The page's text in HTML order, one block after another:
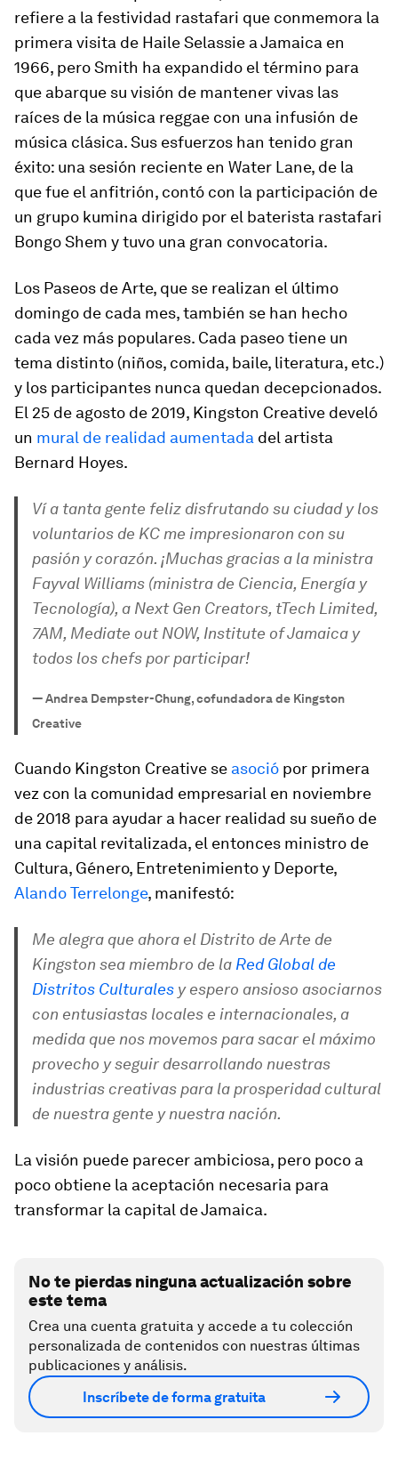
refiere a la festividad rastafari que conmemora la
primera visita de Haile Selassie a Jamaica en
1966, pero Smith ha expandido el término para
que abarque su visión de mantener vivas las
raíces de la música reggae con una infusión de
música clásica. Sus esfuerzos han tenido gran
éxito: una sesión reciente en Water Lane, de la
que fue el anfitrión, contó con la participación de
un grupo kumina dirigido por el baterista rastafari
Bongo Shem y tuvo una gran convocatoria.
Los Paseos de Arte, que se realizan el último
domingo de cada mes, también se han hecho
cada vez más populares. Cada paseo tiene un
tema distinto (niños, comida, baile, literatura, etc.)
y los participantes nunca quedan decepcionados.
El 25 de agosto de 2019, Kingston Creative develó
un mural de realidad aumentada del artista
Bernard Hoyes.
Ví a tanta gente feliz disfrutando su ciudad y los
voluntarios de KC me impresionaron con su
pasión y corazón. ¡Muchas gracias a la ministra
Fayval Williams (ministra de Ciencia, Energía y
Tecnología), a Next Gen Creators, tTech Limited,
7AM, Mediate out NOW, Institute of Jamaica y
todos los chefs por participar!
—Andrea Dempster-Chung, cofundadora de Kingston
Creative
Cuando Kingston Creative se asoció por primera
vez con la comunidad empresarial en noviembre
de 2018 para ayudar a hacer realidad su sueño de
una capital revitalizada, el entonces ministro de
Cultura, Género, Entretenimiento y Deporte,
Alando Terrelonge, manifestó:
Me alegra que ahora el Distrito de Arte de
Kingston sea miembro de la Red Global de
Distritos Culturales y espero ansioso asociarnos
con entusiastas locales e internacionales, a
medida que nos movemos para sacar el máximo
provecho y seguir desarrollando nuestras
industrias creativas para la prosperidad cultural
de nuestra gente y nuestra nación.
La visión puede parecer ambiciosa, pero poco a
poco obtiene la aceptación necesaria para
transformar la capital de Jamaica.
No te pierdas ninguna actualización sobre
este tema
Crea una cuenta gratuita y accede a tu colección
personalizada de contenidos con nuestras últimas
publicaciones y análisis.
Inscríbete de forma gratuita